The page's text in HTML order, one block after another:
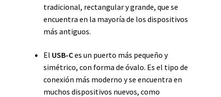
tradicional, rectangular y grande, que se
encuentra en la mayoría de los dispositivos
más antiguos.
El USB-Ces un puerto más pequeño y
simétrico, con forma de óvalo. Es el tipo de
conexión más moderno y se encuentra en
muchos dispositivos nuevos, como